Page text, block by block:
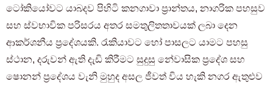
ටෝකියෝවට යාබදව පිහිටි කනගාවා ප්‍රාන්තය, නාගරික පහසුව
සහ ස්වභාවික පරිසරය අතර සමතුලිතතාවයක් ලබා දෙන
ආකර්ශනීය ප්‍රදේශයකි. රැකියාවට හෝ පාසලට යාමට පහසු
ස්ථාන, දරුවන් ඇති දැඩි කිරීමට සුදුසු නේවාසික ප්‍රදේශ සහ
ෂොනන් ප්‍රදේශය වැනි මුහුද අසල ජීවත් විය හැකි නගර ඇතුළුව